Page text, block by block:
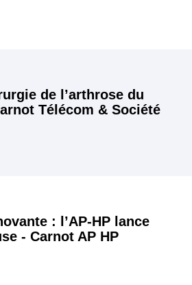
de l’arthrose du
Télécom & Société
: l’AP-HP lance
- Carnot AP HP